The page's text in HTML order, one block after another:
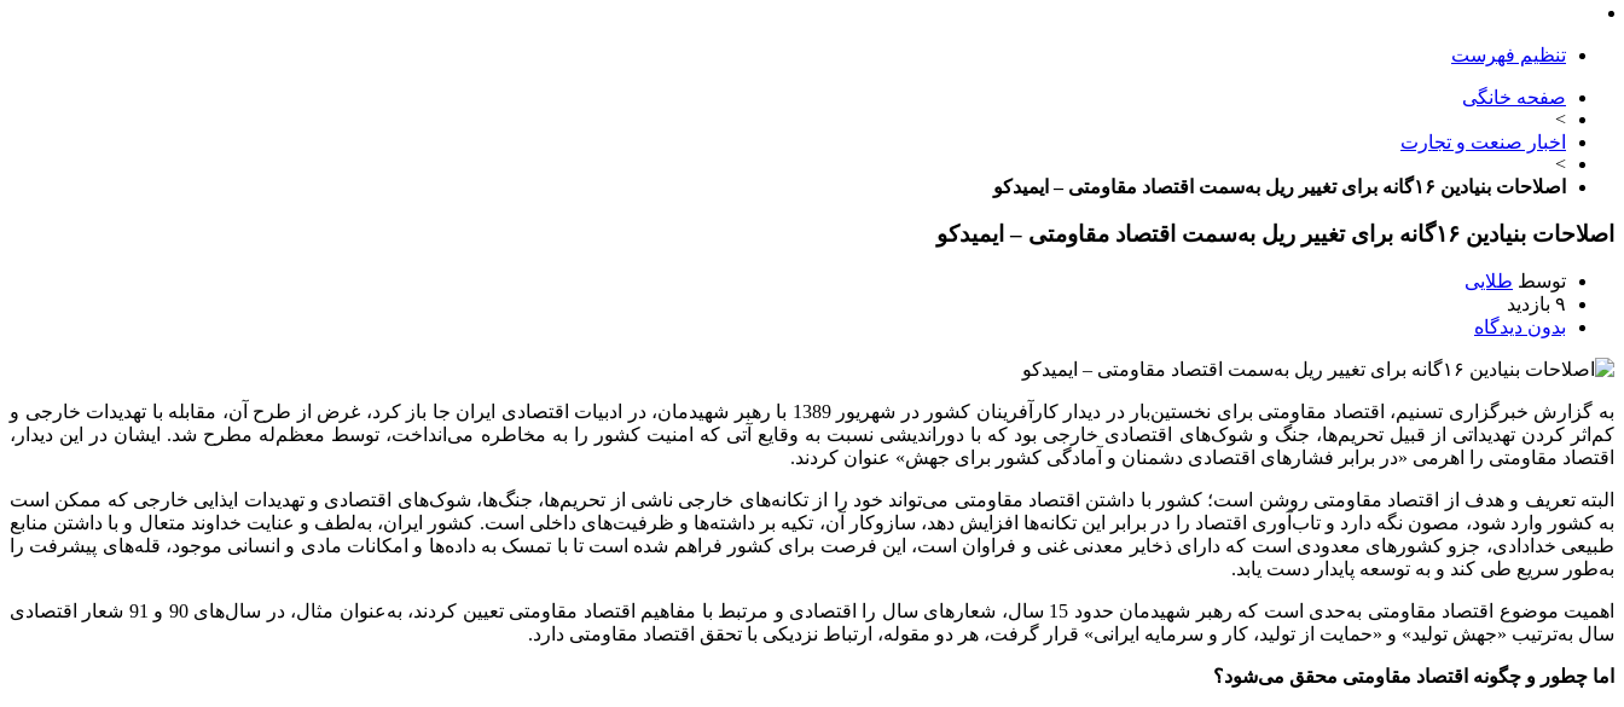
تنظیم فهرست
صفحه خانگی
>
اخبار صنعت و تجارت
>
اصلاحات بنیادین ۱۶گانه برای تغییر ریل به‌سمت اقتصاد مقاومتی – ایمیدکو
اصلاحات بنیادین ۱۶گانه برای تغییر ریل به‌سمت اقتصاد مقاومتی – ایمیدکو
توسط طلایی
۹ بازدید
بدون دیدگاه
به گزارش خبرگزاری تسنیم، اقتصاد مقاومتی برای نخستین‌بار در دیدار کارآفرینان کشور در شهریور 1389 با رهبر شهیدمان، در ادبیات اقتصادی ایران جا باز کرد، غرض از طرح آن، مقابله با تهدیدات خارجی و
کم‌اثر کردن تهدیداتی از قبیل تحریم‌ها، جنگ و شوک‌های اقتصادی خارجی بود که با دوراندیشی نسبت به وقایع آتی که امنیت کشور را به مخاطره می‌انداخت، توسط معظم‌له مطرح شد. ایشان در این دیدار،
اقتصاد مقاومتی را اهرمی «در برابر فشارهای اقتصادی دشمنان و آمادگی کشور برای جهش» عنوان کردند.
البته تعریف و هدف از اقتصاد مقاومتی روشن است؛ کشور با داشتن اقتصاد مقاومتی می‌تواند خود را از تکانه‌های خارجی ناشی از تحریم‌ها، جنگ‌ها، شوک‌های اقتصادی و تهدیدات ایذایی خارجی که ممکن است
به کشور وارد شود، مصون نگه دارد و تاب‌آوری اقتصاد را در برابر این تکانه‌ها افزایش دهد، سازوکار آن، تکیه بر داشته‌ها و ظرفیت‌های داخلی است. کشور ایران، به‌لطف و عنایت خداوند متعال و با داشتن منابع
طبیعی خدادادی، جزو کشورهای معدودی است که دارای ذخایر معدنی غنی و فراوان است، این فرصت برای کشور فراهم شده است تا با تمسک به داده‌ها و امکانات مادی و انسانی موجود، قله‌های پیشرفت را
به‌طور سریع طی کند و به توسعه پایدار دست یابد.
اهمیت موضوع اقتصاد مقاومتی به‌حدی است که رهبر شهیدمان حدود 15 سال، شعارهای سال را اقتصادی و مرتبط با مفاهیم اقتصاد مقاومتی تعیین کردند، به‌عنوان مثال، در سال‌های 90 و 91 شعار اقتصادی
سال به‌ترتیب «جهش تولید» و «حمایت از تولید، کار و سرمایه ایرانی» قرار گرفت، هر دو مقوله، ارتباط نزدیکی با تحقق اقتصاد مقاومتی دارد.
اما چطور و چگونه اقتصاد مقاومتی محقق می‌شود؟